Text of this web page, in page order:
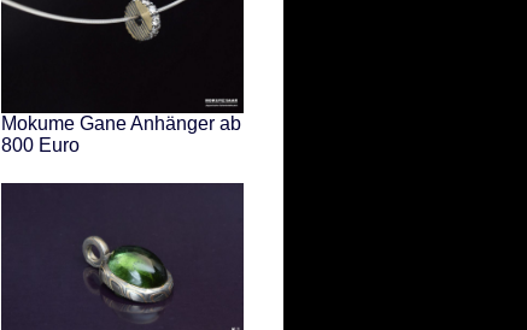
Mokume Gane Anhänger ab
800 Euro